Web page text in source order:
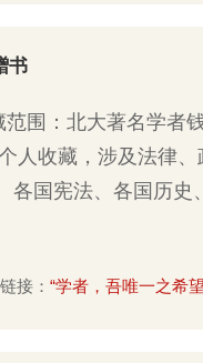
书
范围：北大著名学者
人收藏，涉及法律
各国宪法、各国历史
接： “学者，吾唯一之希